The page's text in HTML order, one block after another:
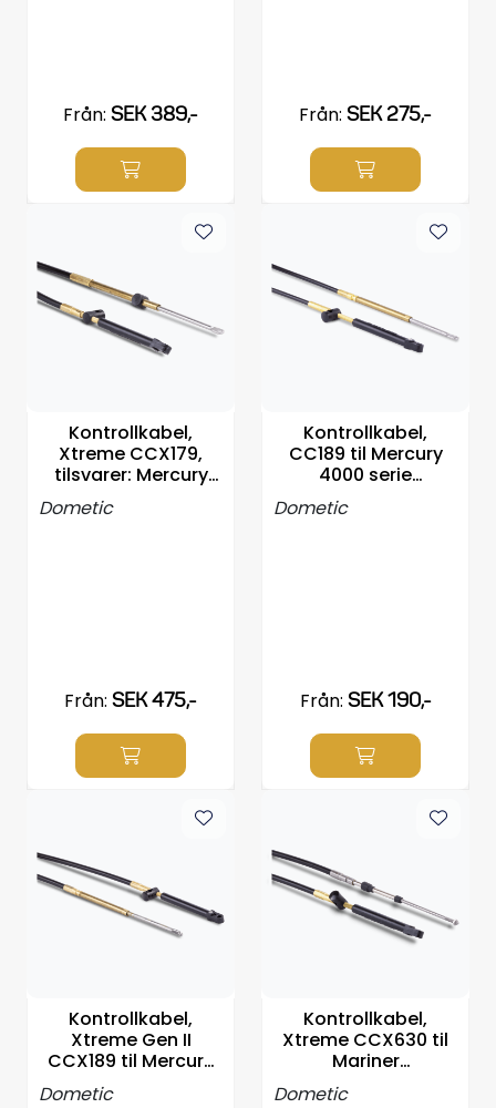
Från: SEK 389,- Från: SEK 275,-
Kontrollkabel,
Xtreme CCX179,
tilsvarer: Mercury
600A, Velg
Dometic
Från: SEK 475,-
Kontrollkabel,
CC189 til Mercury
4000 serie
kontroller, Velg
Dometic
Från: SEK 190,-
Kontrollkabel,
Xtreme Gen II
CCX189 til Mercury
4000, Velg
Dometic
Kontrollkabel,
Xtreme CCX630 til
Mariner
630/Mercury 3600, V
Dometic